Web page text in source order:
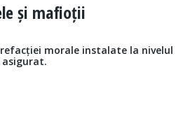
și mafioții
morale instalate la nivelul
asigurat.